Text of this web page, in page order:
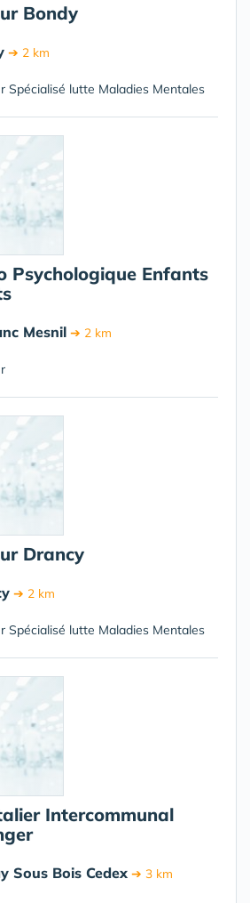
Bondy
➔ 2 km
Spécialisé lutte Maladies Mentales
Psychologique Enfants
Mesnil ➔ 2 km
Drancy
➔ 2 km
Spécialisé lutte Maladies Mentales
Intercommunal
Sous Bois Cedex ➔ 3 km